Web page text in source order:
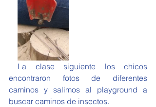
encontraron fotos de diferentes
caminos y salimos al playground a
buscar caminos de insectos.